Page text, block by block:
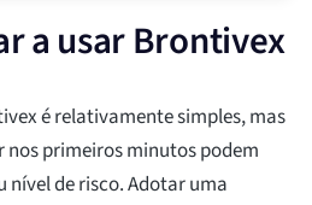
a usar Brontivex
é relativamente simples, mas
nos primeiros minutos podem
nível de risco. Adotar uma